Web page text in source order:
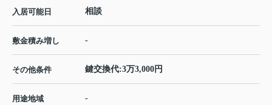
入居可能日 相談
敷金積み増し -
その他条件 鍵交換代:3万3,000円
用途地域 -